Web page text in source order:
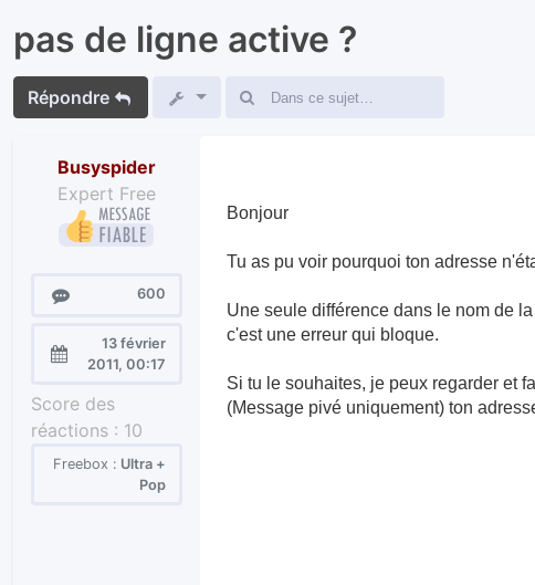
pas de ligne active ?
Répondre
Busyspider
Expert Free
Messages 600
Enregistré
13 février
2011, 00:17
Score des
réactions : 10
Freebox : Ultra +
Pop
Bonjour
Tu as pu voir pourquoi ton adresse
Une seule différence dans le nom de
c'est une erreur qui bloque.
Si tu le souhaites, je peux regarder et
(Message pivé uniquement) ton